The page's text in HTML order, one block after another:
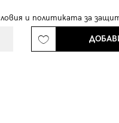
и политиката за